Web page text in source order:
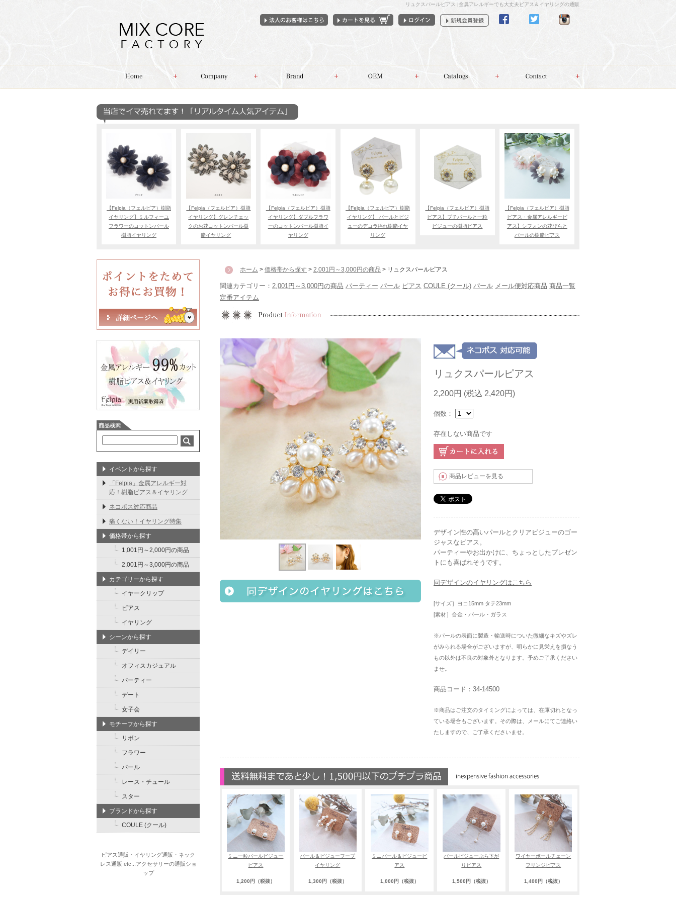
リュクスパールピアス |金属アレルギーでも大丈夫ピアス＆イヤリングの通販
【Felpia（フェルピア）樹脂
イヤリング】ミルフィーユ
フラワーのコットンパール
樹脂イヤリング
【Felpia（フェルピア）樹脂
イヤリング】グレンチェッ
クのお花コットンパール樹
脂イヤリング
【Felpia（フェルピア）樹脂
イヤリング】ダブルフラワ
ーのコットンパール樹脂イ
ヤリング
【Felpia（フェルピア）樹脂
イヤリング】 パールとビジ
ューのデコラ揺れ樹脂イヤ
リング
【Felpia（フェルピア）樹脂
ピアス】プチパールと一粒
ビジューの樹脂ピアス
【Felpia（フェルピア）樹脂
ピアス・金属アレルギーピ
アス】シフォンの花びらと
パールの樹脂ピアス
ホーム > 価格帯から探す > 2,001円～3,000円の商品 > リュクスパールピアス
関連カテゴリー： 2,001円～3,000円の商品 パーティー パール ピアス COULE (クール) パール メール便対応商品 商品一覧
定番アイテム
リュクスパールピアス
2,200円 (税込 2,420円)
個数：
存在しない商品です
商品レビューを見る
デザイン性の高いパールとクリアビジューのゴー
ジャスなピアス。
パーティーやお出かけに、ちょっとしたプレゼン
トにも喜ばれそうです。
同デザインのイヤリングはこちら
[サイズ］ヨコ15mm タテ23mm
[素材］合金・パール・ガラス
※パールの表面に製造・輸送時についた微細なキズやズレ
がみられる場合がございますが、明らかに見栄えを損なう
もの以外は不良の対象外となります。予めご了承ください
ませ。
商品コード：34-14500
※商品はご注文のタイミングによっては、在庫切れとなっ
ている場合もございます。その際は、メールにてご連絡い
たしますので、ご了承くださいませ。
ミニ一粒パールビジュー
ピアス
1,200円（税抜）
パール＆ビジューフープ
イヤリング
1,300円（税抜）
ミニパール＆ビジューピ
アス
1,000円（税抜）
パールビジューぶら下が
りピアス
1,500円（税抜）
ワイヤーボールチェーン
フリンジピアス
1,400円（税抜）
イベントから探す
「Felpia」金属アレルギー対
応！樹脂ピアス＆イヤリング
ネコポス対応商品
痛くない！イヤリング特集
価格帯から探す
1,001円～2,000円の商品
2,001円～3,000円の商品
カテゴリーから探す
イヤークリップ
ピアス
イヤリング
シーンから探す
デイリー
オフィスカジュアル
パーティー
デート
女子会
モチーフから探す
リボン
フラワー
パール
レース・チュール
スター
ブランドから探す
COULE (クール)
ピアス通販・イヤリング通販・ネック
レス通販 etc...アクセサリーの通販ショ
ップ